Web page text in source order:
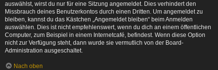
auswählst, wirst du nur für eine Sitzung angemeldet. Dies verhindert den
Missbrauch deines Benutzerkontos durch einen Dritten. Um angemeldet zu
bleiben, kannst du das Kästchen „Angemeldet bleiben“ beim Anmelden
auswählen. Dies ist nicht empfehlenswert, wenn du dich an einem öffentlichen
Computer, zum Beispiel in einem Internetcafé, befindest. Wenn diese Option
nicht zur Verfügung steht, dann wurde sie vermutlich von der Board-
Administration ausgeschaltet.
Nach oben